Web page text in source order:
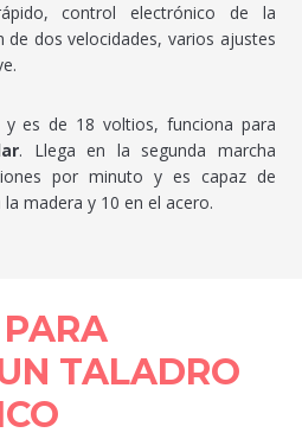
control electrónico de la
de dos velocidades, varios ajustes
es de 18 voltios, funciona para
. Llega en la segunda marcha
por minuto y es capaz de
madera y 10 en el acero.
TALADRO